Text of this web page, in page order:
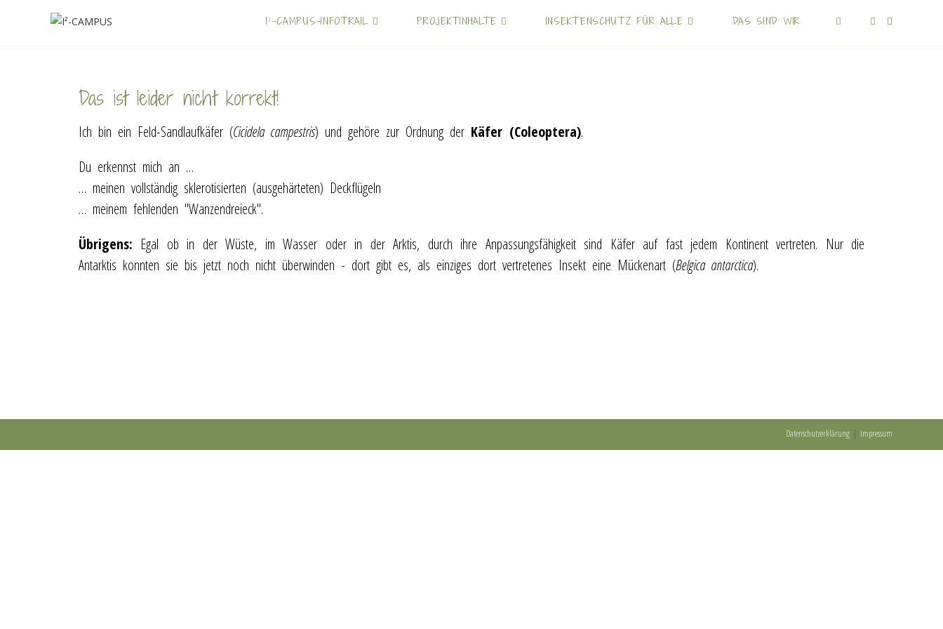
I²-CAMPUS-INFOTRAIL PROJEKTINHALTE INSEKTENSCHUTZ FÜR ALLE DAS SIND WIR
Das ist leider nicht korrekt!
Ich bin ein Feld-Sandlaufkäfer (Cicidela campestris) und gehöre zur Ordnung der Käfer (Coleoptera).
Du erkennst mich an …
… meinen vollständig sklerotisierten (ausgehärteten) Deckflügeln
… meinem fehlenden "Wanzendreieck".
Übrigens: Egal ob in der Wüste, im Wasser oder in der Arktis, durch ihre Anpassungsfähigkeit sind Käfer auf fast jedem Kontinent vertreten. Nur die
Antarktis konnten sie bis jetzt noch nicht überwinden - dort gibt es, als einziges dort vertretenes Insekt eine Mückenart (Belgica antarctica).
Datenschutzerklärung Impressum